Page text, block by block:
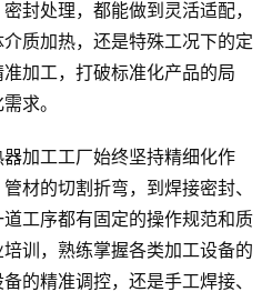
封处理，都能做到灵活适配，
质加热，还是特殊工况下的定
加工，打破标准化产品的局
求。
加工工厂始终坚持精细化作
材的切割折弯，到焊接密封、
工序都有固定的操作规范和质
训，熟练掌握各类加工设备的
的精准调控，还是手工焊接、